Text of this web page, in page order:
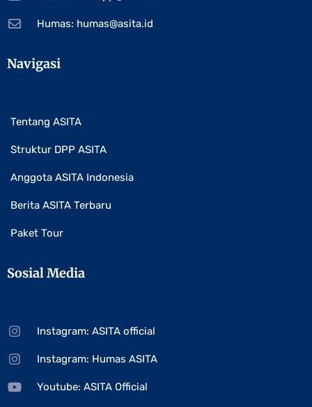
Humas: humas@asita.id
Navigasi
Tentang ASITA
Struktur DPP ASITA
Anggota ASITA Indonesia
Berita ASITA Terbaru
Paket Tour
Sosial Media
Instagram: ASITA official
Instagram: Humas ASITA
Youtube: ASITA Official